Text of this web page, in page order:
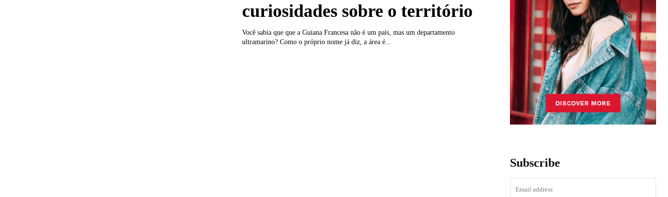
curiosidades sobre o território
Você sabia que que a Guiana Francesa não é um país, mas um departamento
ultramarino? Como o próprio nome já diz, a área é...
Subscribe